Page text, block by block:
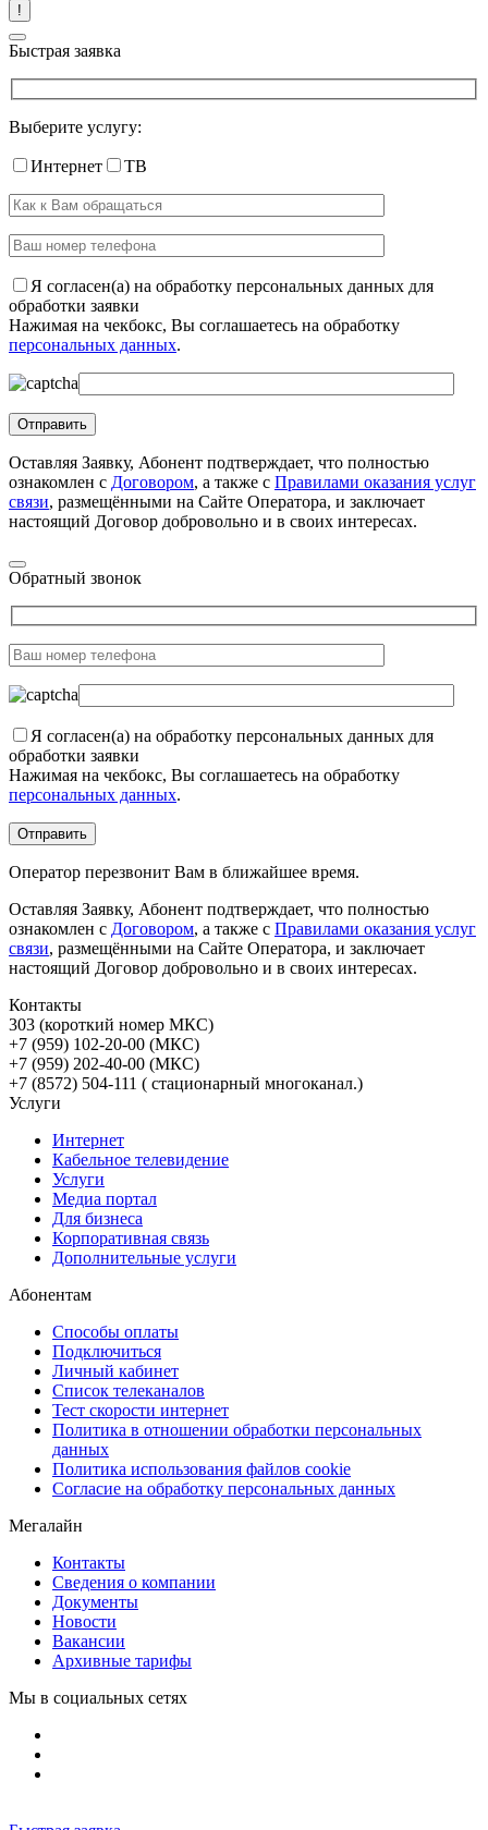
!
Быстрая заявка
Выберите услугу:
Интернет ТВ
Я согласен(а) на обработку персональных данных для
обработки заявки
Нажимая на чекбокс, Вы соглашаетесь на обработку
персональных данных.
Оставляя Заявку, Абонент подтверждает, что полностью
ознакомлен с Договором, а также с Правилами оказания услуг
связи, размещёнными на Сайте Оператора, и заключает
настоящий Договор добровольно и в своих интересах.
Обратный звонок
Я согласен(а) на обработку персональных данных для
обработки заявки
Нажимая на чекбокс, Вы соглашаетесь на обработку
персональных данных.
Оператор перезвонит Вам в ближайшее время.
Оставляя Заявку, Абонент подтверждает, что полностью
ознакомлен с Договором, а также с Правилами оказания услуг
связи, размещёнными на Сайте Оператора, и заключает
настоящий Договор добровольно и в своих интересах.
Контакты
303 (короткий номер МКС)
+7 (959) 102-20-00 (МКС)
+7 (959) 202-40-00 (МКС)
+7 (8572) 504-111 ( стационарный многоканал.)
Услуги
Интернет
Кабельное телевидение
Услуги
Медиа портал
Для бизнеса
Корпоративная связь
Дополнительные услуги
Абонентам
Способы оплаты
Подключиться
Личный кабинет
Список телеканалов
Тест скорости интернет
Политика в отношении обработки персональных
данных
Политика использования файлов cookie
Согласие на обработку персональных данных
Мегалайн
Контакты
Сведения о компании
Документы
Новости
Вакансии
Архивные тарифы
Мы в социальных сетях